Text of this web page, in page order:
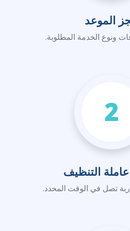
الموعد
ونوع الخدمة المطلوبة.
2
التنظيف
تصل في الوقت المحدد.